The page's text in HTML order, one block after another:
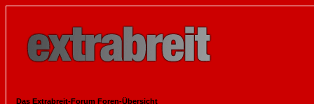
Das Extrabreit-Forum Foren-Übersicht